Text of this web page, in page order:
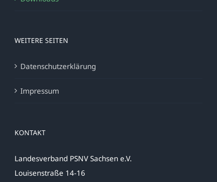
WEITERE SEITEN
Datenschutzerklärung
Impressum
KONTAKT
Landesverband PSNV Sachsen e.V.
Louisenstraße 14-16